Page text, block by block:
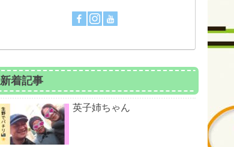
新着記事
英子姉ちゃん